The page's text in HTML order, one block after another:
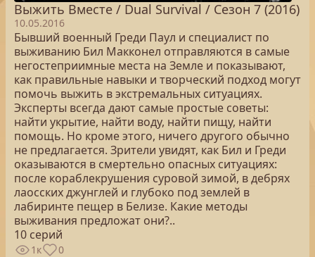
Выжить Вместе / Dual Survival / Сезон 7 (2016)
10.05.2016
Бывший военный Греди Паул и специалист по
выживанию Бил Макконел отправляются в самые
негостеприимные места на Земле и показывают,
как правильные навыки и творческий подход могут
помочь выжить в экстремальных ситуациях.
Эксперты всегда дают самые простые советы:
найти укрытие, найти воду, найти пищу, найти
помощь. Но кроме этого, ничего другого обычно
не предлагается. Зрители увидят, как Бил и Греди
оказываются в смертельно опасных ситуациях:
после кораблекрушения суровой зимой, в дебрях
лаосских джунглей и глубоко под землей в
лабиринте пещер в Белизе. Какие методы
выживания предложат они?..
10 серий
1к 0